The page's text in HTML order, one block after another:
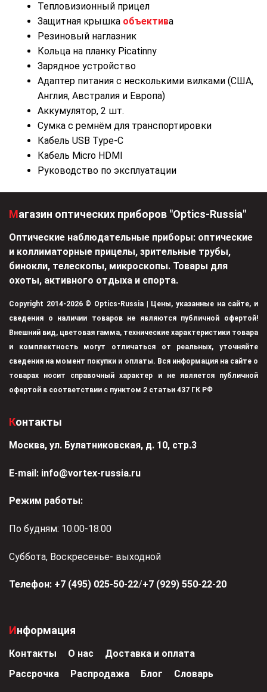
Тепловизионный прицел
Защитная крышка объектива
Резиновый наглазник
Кольца на планку Picatinny
Зарядное устройство
Адаптер питания с несколькими вилками (США,
Англия, Австралия и Европа)
Аккумулятор, 2 шт.
Сумка с ремнём для транспортировки
Кабель USB Type-C
Кабель Micro HDMI
Руководство по эксплуатации
Магазин оптических приборов "Optics-Russia"
Оптические наблюдательные приборы: оптические
и коллиматорные прицелы, зрительные трубы,
бинокли, телескопы, микроскопы. Товары для
охоты, активного отдыха и спорта.
Copyright 2014-2026 © Optics-Russia | Цены, указанные на сайте, и
сведения о наличии товаров не являются публичной офертой!
Внешний вид, цветовая гамма, технические характеристики товара
и комплектность могут отличаться от реальных, уточняйте
сведения на момент покупки и оплаты. Вся информация на сайте о
товарах носит справочный характер и не является публичной
офертой в соответствии с пунктом 2 статьи 437 ГК РФ
Контакты
Москва, ул. Булатниковская, д. 10, стр.3
Е-mail: info@vortex-russia.ru
Режим работы:
По будням: 10.00-18.00
Суббота, Воскресенье- выходной
Телефон: +7 (495) 025-50-22/+7 (929) 550-22-20
Информация
Контакты О нас
Доставка и оплата
Рассрочка
Распродажа Блог Словарь